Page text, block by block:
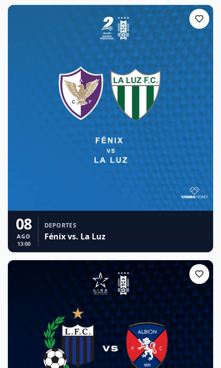
08
AGO
13:00
DEPORTES
Fénix vs. La Luz